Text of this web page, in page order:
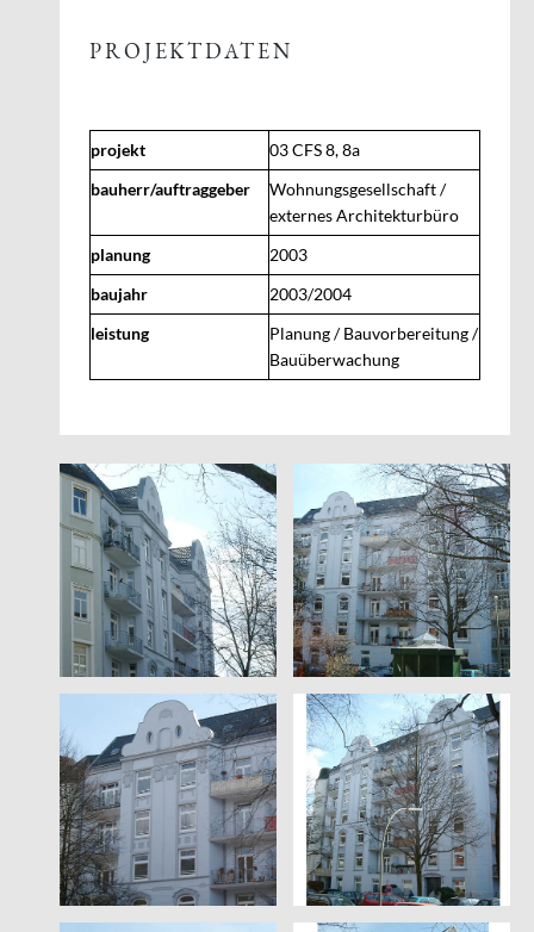
PROJEKTDATEN
projekt
03 CFS 8, 8a
bauherr/auftraggeber
Wohnungsgesellschaft /
externes Architekturbüro
planung
2003
baujahr
2003/2004
leistung
Planung / Bauvorbereitung /
Bauüberwachung